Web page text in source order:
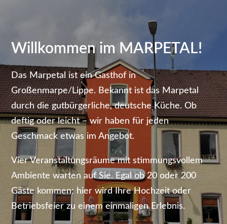
Willkommen im MARPETAL!
Das Marpetal ist ein Gasthof in
Großenmarpe/Lippe. Bekannt ist das Marpetal
durch die gutbürgerliche, deutsche Küche. Ob
deftig oder leicht – wir haben für jeden
Geschmack etwas im Angebot.
Vier Veranstaltungsräume mit stimmungsvollem
Ambiente warten auf Sie. Egal ob 20 oder 200
Gäste kommen; hier wird Ihre Hochzeit oder
Betriebsfeier zu einem einmaligen Erlebnis.